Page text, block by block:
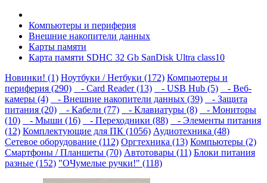
Компьютеры и периферия
Внешние накопители данных
Карты памяти
Карта памяти SDHC 32 Gb SanDisk Ultra class10
Новинки! (1) Ноутбуки / Нетбуки (172) Компьютеры и
периферия (290)
- Card Reader (13) - USB Hub (5)
- Веб-
камеры (4)
- Внешние накопители данных (39)
- Защита
питания (20)
- Кабели (77) - Клавиатуры (8)
- Мониторы
(10)
- Мыши (16) - Переходники (88)
- Элементы питания
(12) Комплектующие для ПК (1056) Аудиотехника (48)
Сетевое оборудование (112) Оргтехника (13) Компьютеры (2)
Смартфоны / Планшеты (70) Автотовары (11) Блоки питания
разные (152) "ОЧумелые ручки!" (118)